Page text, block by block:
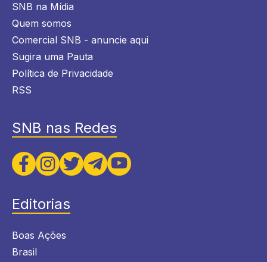
SNB na Mídia
Quem somos
Comercial SNB - anuncie aqui
Sugira uma Pauta
Política de Privacidade
RSS
SNB nas Redes
Editorias
Boas Ações
Brasil